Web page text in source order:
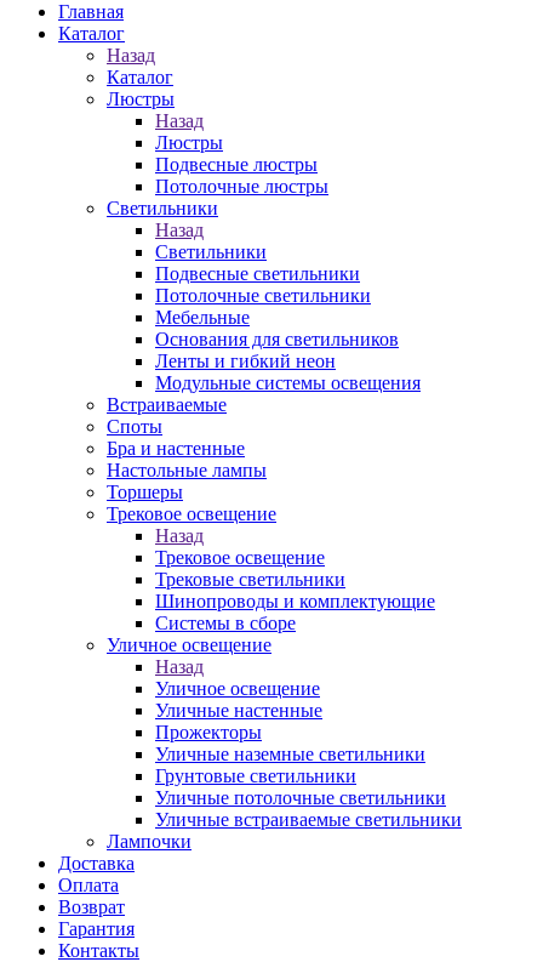
Главная
Каталог
Назад
Каталог
Люстры
Назад
Люстры
Подвесные люстры
Потолочные люстры
Светильники
Назад
Светильники
Подвесные светильники
Потолочные светильники
Мебельные
Основания для светильников
Ленты и гибкий неон
Модульные системы освещения
Встраиваемые
Споты
Бра и настенные
Настольные лампы
Торшеры
Трековое освещение
Назад
Трековое освещение
Трековые светильники
Шинопроводы и комплектующие
Системы в сборе
Уличное освещение
Назад
Уличное освещение
Уличные настенные
Прожекторы
Уличные наземные светильники
Грунтовые светильники
Уличные потолочные светильники
Уличные встраиваемые светильники
Лампочки
Доставка
Оплата
Возврат
Гарантия
Контакты